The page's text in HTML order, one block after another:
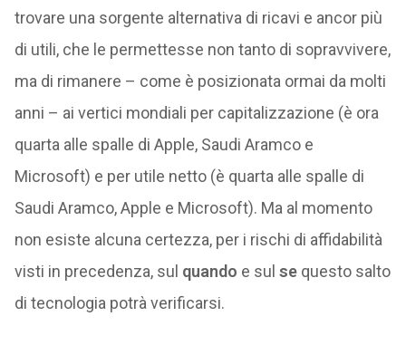
trovare una sorgente alternativa di ricavi e ancor più
di utili, che le permettesse non tanto di sopravvivere,
ma di rimanere – come è posizionata ormai da molti
anni – ai vertici mondiali per capitalizzazione (è ora
quarta alle spalle di Apple, Saudi Aramco e
Microsoft) e per utile netto (è quarta alle spalle di
Saudi Aramco, Apple e Microsoft). Ma al momento
non esiste alcuna certezza, per i rischi di affidabilità
visti in precedenza, sul quando e sul sequesto salto
di tecnologia potrà verificarsi.